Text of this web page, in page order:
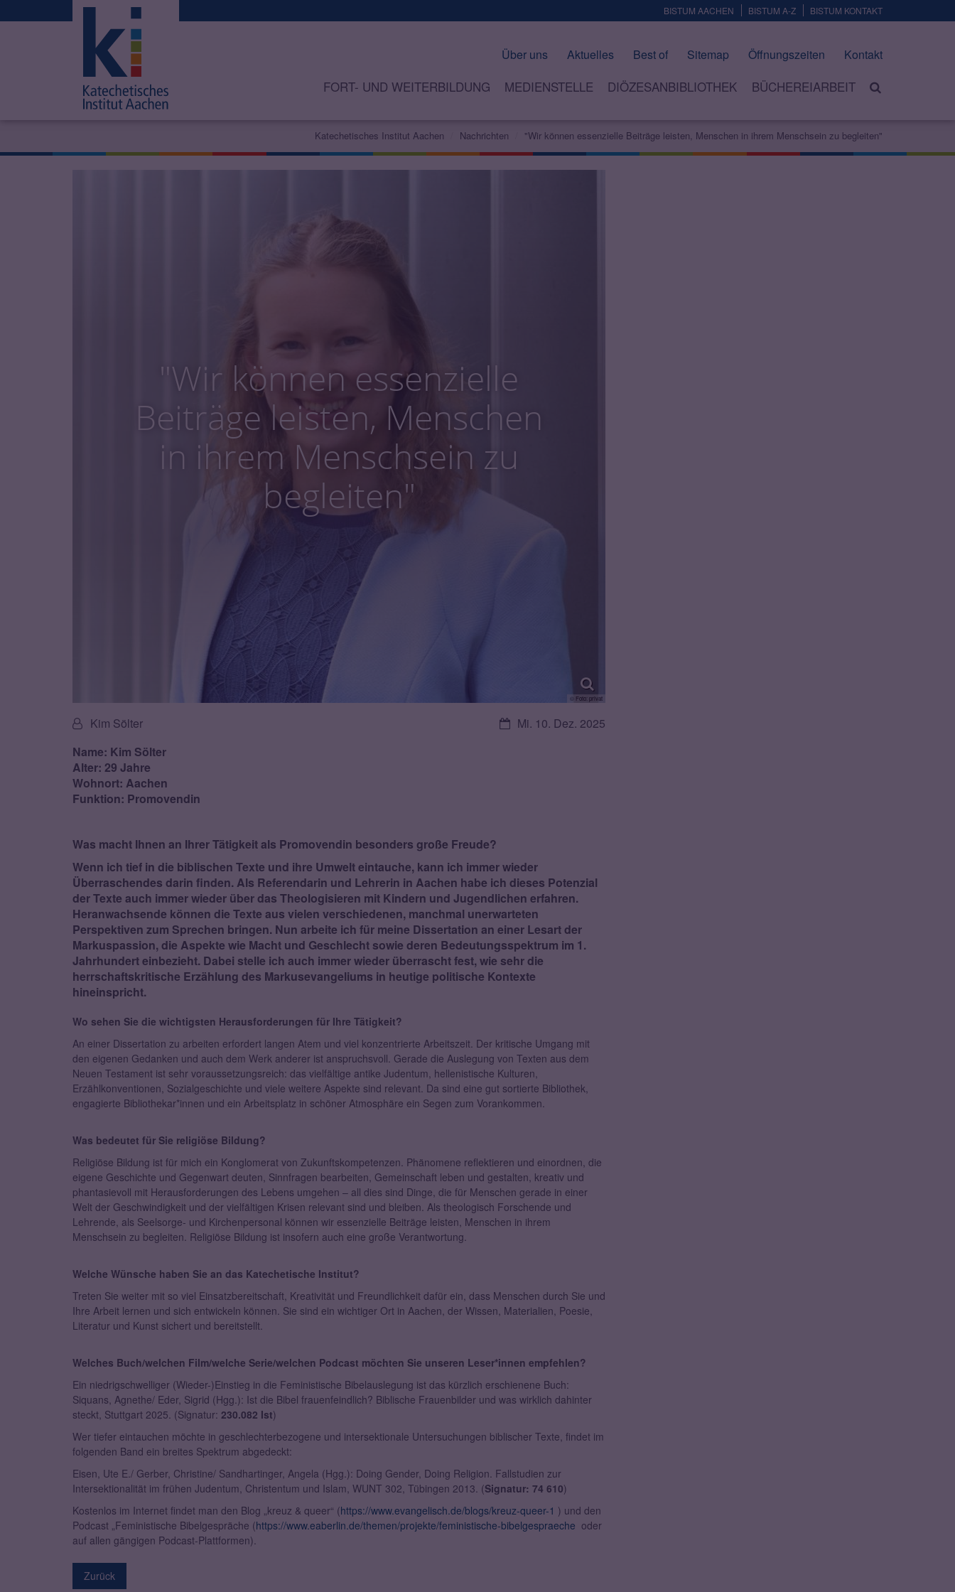
BISTUM AACHEN BISTUM A-Z BISTUM KONTAKT
Über uns Aktuelles Best of Sitemap Öffnungszeiten Kontakt
FORT- UND WEITERBILDUNG MEDIENSTELLE DIÖZESANBIBLIOTHEK BÜCHEREIARBEIT
Katechetisches Institut Aachen Nachrichten "Wir können essenzielle Beiträge leisten, Menschen in ihrem Menschsein zu begleiten"
"Wir können essenzielle
Beiträge leisten, Menschen
in ihrem Menschsein zu
begleiten"
© Foto: privat
Datum:Mi. 10. Dez. 2025
Von:Kim Sölter
Name: Kim Sölter
Alter: 29 Jahre
Wohnort: Aachen
Funktion: Promovendin
Was macht Ihnen an Ihrer Tätigkeit als Promovendin besonders große Freude?
Wenn ich tief in die biblischen Texte und ihre Umwelt eintauche, kann ich immer wieder
Überraschendes darin finden. Als Referendarin und Lehrerin in Aachen habe ich dieses Potenzial
der Texte auch immer wieder über das Theologisieren mit Kindern und Jugendlichen erfahren.
Heranwachsende können die Texte aus vielen verschiedenen, manchmal unerwarteten
Perspektiven zum Sprechen bringen. Nun arbeite ich für meine Dissertation an einer Lesart der
Markuspassion, die Aspekte wie Macht und Geschlecht sowie deren Bedeutungsspektrum im 1.
Jahrhundert einbezieht. Dabei stelle ich auch immer wieder überrascht fest, wie sehr die
herrschaftskritische Erzählung des Markusevangeliums in heutige politische Kontexte
hineinspricht.
Wo sehen Sie die wichtigsten Herausforderungen für Ihre Tätigkeit?
An einer Dissertation zu arbeiten erfordert langen Atem und viel konzentrierte Arbeitszeit. Der kritische Umgang mit
den eigenen Gedanken und auch dem Werk anderer ist anspruchsvoll. Gerade die Auslegung von Texten aus dem
Neuen Testament ist sehr voraussetzungsreich: das vielfältige antike Judentum, hellenistische Kulturen,
Erzählkonventionen, Sozialgeschichte und viele weitere Aspekte sind relevant. Da sind eine gut sortierte Bibliothek,
engagierte Bibliothekar*innen und ein Arbeitsplatz in schöner Atmosphäre ein Segen zum Vorankommen.
Was bedeutet für Sie religiöse Bildung?
Religiöse Bildung ist für mich ein Konglomerat von Zukunftskompetenzen. Phänomene reflektieren und einordnen, die
eigene Geschichte und Gegenwart deuten, Sinnfragen bearbeiten, Gemeinschaft leben und gestalten, kreativ und
phantasievoll mit Herausforderungen des Lebens umgehen – all dies sind Dinge, die für Menschen gerade in einer
Welt der Geschwindigkeit und der vielfältigen Krisen relevant sind und bleiben. Als theologisch Forschende und
Lehrende, als Seelsorge- und Kirchenpersonal können wir essenzielle Beiträge leisten, Menschen in ihrem
Menschsein zu begleiten. Religiöse Bildung ist insofern auch eine große Verantwortung.
Welche Wünsche haben Sie an das Katechetische Institut?
Treten Sie weiter mit so viel Einsatzbereitschaft, Kreativität und Freundlichkeit dafür ein, dass Menschen durch Sie und
Ihre Arbeit lernen und sich entwickeln können. Sie sind ein wichtiger Ort in Aachen, der Wissen, Materialien, Poesie,
Literatur und Kunst sichert und bereitstellt.
Welches Buch/welchen Film/welche Serie/welchen Podcast möchten Sie unseren Leser*innen empfehlen?
Ein niedrigschwelliger (Wieder-)Einstieg in die Feministische Bibelauslegung ist das kürzlich erschienene Buch:
Siquans, Agnethe/ Eder, Sigrid (Hgg.): Ist die Bibel frauenfeindlich? Biblische Frauenbilder und was wirklich dahinter
steckt, Stuttgart 2025. (Signatur: 230.082 Ist)
Wer tiefer eintauchen möchte in geschlechterbezogene und intersektionale Untersuchungen biblischer Texte, findet im
folgenden Band ein breites Spektrum abgedeckt:
Eisen, Ute E./ Gerber, Christine/ Sandhartinger, Angela (Hgg.): Doing Gender, Doing Religion. Fallstudien zur
Intersektionalität im frühen Judentum, Christentum und Islam, WUNT 302, Tübingen 2013. (Signatur: 74 610)
Kostenlos im Internet findet man den Blog „kreuz & queer“ (https://www.evangelisch.de/blogs/kreuz-queer-1 ) und den
Podcast „Feministische Bibelgespräche (https://www.eaberlin.de/themen/projekte/feministische-bibelgespraeche oder
auf allen gängigen Podcast-Plattformen).
Zurück